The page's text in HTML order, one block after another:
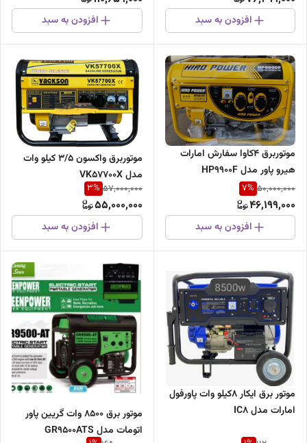
افزودن به سبد افزودن به سبد
موتوربرق 4کاوا سفارش امارات
هیرو پاور مدل HP9900F
50,000,000
7%
46,199,000
افزودن به سبد
موتوربرق واکسون ۳/۵ کیلو وات
مدل VK57700X
57,000,000
3%
55,000,000
افزودن به سبد
موتور برق ایکار ۸کیلو وات پاورفول
امارات مدل IC8
موتور برق ۸۵۰۰ وات گریین پاور
اتومات مدل GR9500ATS